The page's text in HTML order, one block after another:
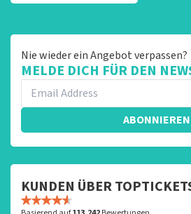
Nie wieder ein Angebot verpassen?
MELDE DICH FÜR DEN
ABONNIEREN
KUNDEN ÜBER